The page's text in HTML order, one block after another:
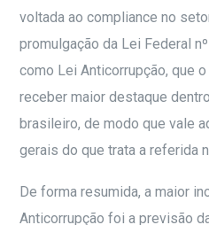
voltada ao compliance no
promulgação da Lei Federal
como Lei Anticorrupção, que
receber maior destaque
brasileiro, de modo que vale
gerais do que trata a referida
De forma resumida, a maior
Anticorrupção foi a previsão